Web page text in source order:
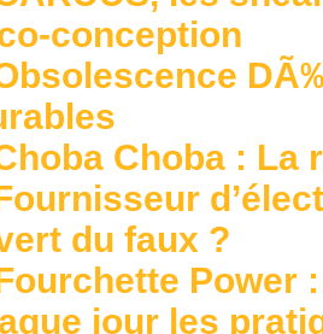
conception
Choba : La
du faux ?
Power
jour les